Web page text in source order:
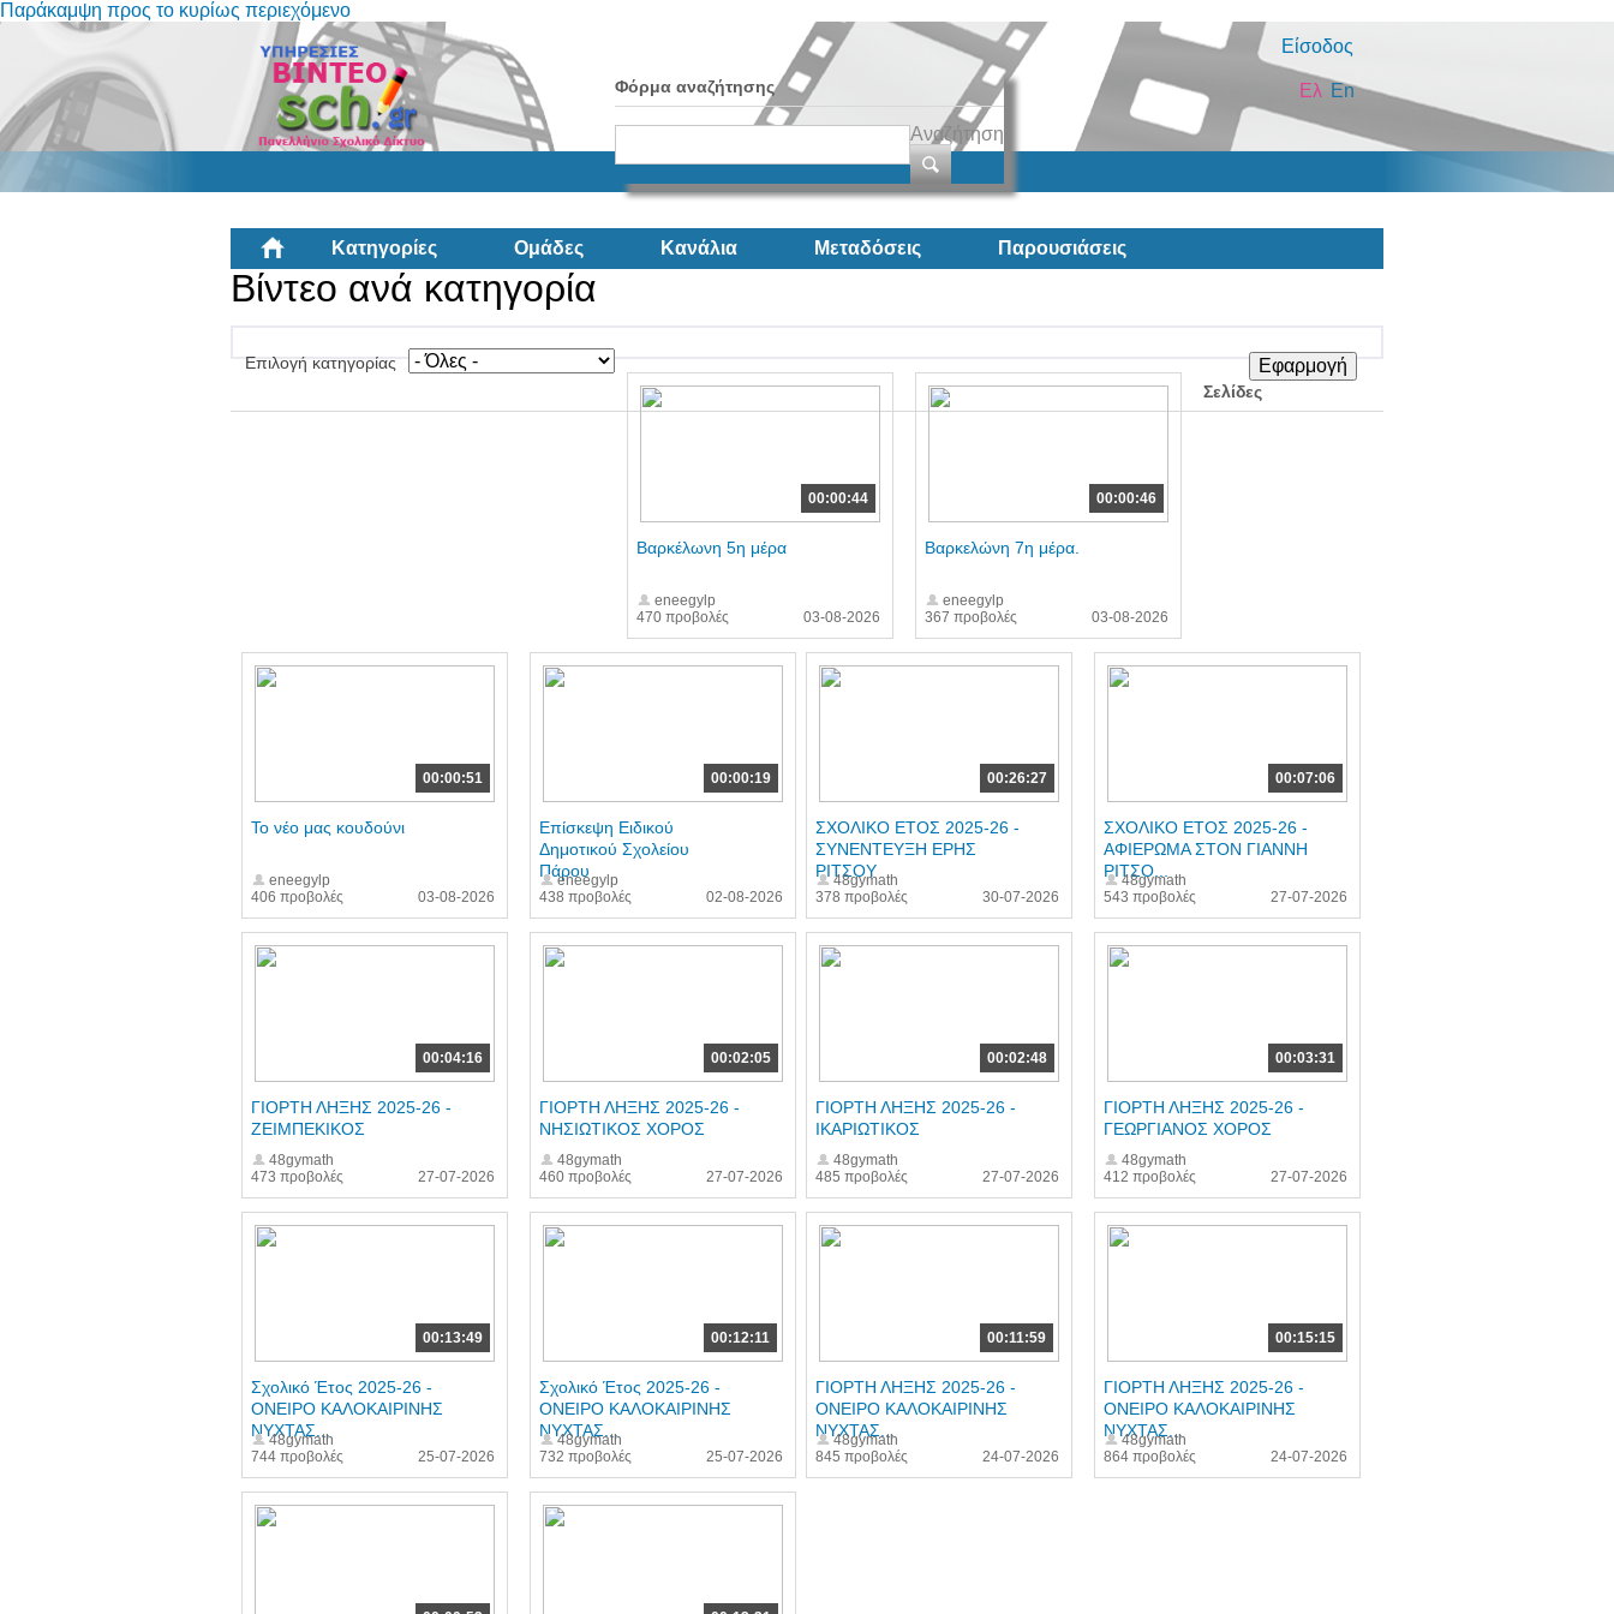
Παράκαμψη προς το κυρίως περιεχόμενο
Είσοδος
Φόρμα αναζήτησης
Αναζήτηση
En
Ελ
Κατηγορίες Ομάδες Κανάλια Μεταδόσεις Παρουσιάσεις
Βίντεο ανά κατηγορία
Επιλογή κατηγορίας
00:00:44
470 προβολές
Βαρκέλωνη 5η μέρα
eneegylp
03-08-2026
00:00:46
367 προβολές
Βαρκελώνη 7η μέρα.
eneegylp
03-08-2026
00:00:51
406 προβολές
Το νέο μας κουδούνι
eneegylp
03-08-2026
00:00:19
438 προβολές
Επίσκεψη Ειδικού
Δημοτικού Σχολείου
Πάρου
eneegylp
02-08-2026
00:26:27
378 προβολές
ΣΧΟΛΙΚΟ ΕΤΟΣ 2025-26 -
ΣΥΝΕΝΤΕΥΞΗ ΕΡΗΣ
ΡΙΤΣΟΥ
48gymath
30-07-2026
00:07:06
543 προβολές
ΣΧΟΛΙΚΟ ΕΤΟΣ 2025-26 -
ΑΦΙΕΡΩΜΑ ΣΤΟΝ ΓΙΑΝΝΗ
ΡΙΤΣΟ...
48gymath
27-07-2026
00:04:16
473 προβολές
ΓΙΟΡΤΗ ΛΗΞΗΣ 2025-26 -
ΖΕΙΜΠΕΚΙΚΟΣ
48gymath
27-07-2026
00:02:05
460 προβολές
ΓΙΟΡΤΗ ΛΗΞΗΣ 2025-26 -
ΝΗΣΙΩΤΙΚΟΣ ΧΟΡΟΣ
48gymath
27-07-2026
00:02:48
485 προβολές
ΓΙΟΡΤΗ ΛΗΞΗΣ 2025-26 -
ΙΚΑΡΙΩΤΙΚΟΣ
48gymath
27-07-2026
00:03:31
412 προβολές
ΓΙΟΡΤΗ ΛΗΞΗΣ 2025-26 -
ΓΕΩΡΓΙΑΝΟΣ ΧΟΡΟΣ
48gymath
27-07-2026
00:13:49
744 προβολές
Σχολικό Έτος 2025-26 -
ΟΝΕΙΡΟ ΚΑΛΟΚΑΙΡΙΝΗΣ
ΝΥΧΤΑΣ...
48gymath
25-07-2026
00:12:11
732 προβολές
Σχολικό Έτος 2025-26 -
ΟΝΕΙΡΟ ΚΑΛΟΚΑΙΡΙΝΗΣ
ΝΥΧΤΑΣ...
48gymath
25-07-2026
00:11:59
845 προβολές
ΓΙΟΡΤΗ ΛΗΞΗΣ 2025-26 -
ΟΝΕΙΡΟ ΚΑΛΟΚΑΙΡΙΝΗΣ
ΝΥΧΤΑΣ...
48gymath
24-07-2026
00:15:15
864 προβολές
ΓΙΟΡΤΗ ΛΗΞΗΣ 2025-26 -
ΟΝΕΙΡΟ ΚΑΛΟΚΑΙΡΙΝΗΣ
ΝΥΧΤΑΣ...
48gymath
24-07-2026
Σελίδες